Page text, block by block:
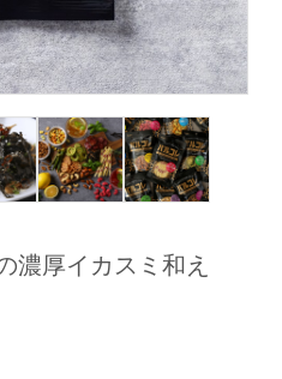
厚イカスミ和え